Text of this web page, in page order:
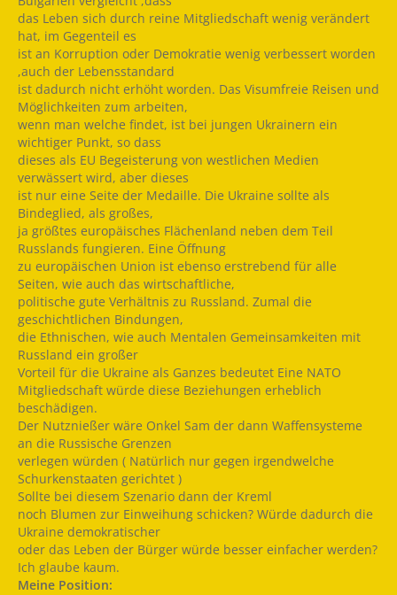
das Leben sich durch reine Mitgliedschaft wenig verändert
hat, im Gegenteil es
ist an Korruption oder Demokratie wenig verbessert worden
,auch der Lebensstandard
ist dadurch nicht erhöht worden. Das Visumfreie Reisen und
Möglichkeiten zum arbeiten,
wenn man welche findet, ist bei jungen Ukrainern ein
wichtiger Punkt, so dass
dieses als EU Begeisterung von westlichen Medien
verwässert wird, aber dieses
ist nur eine Seite der Medaille. Die Ukraine sollte als
Bindeglied, als großes,
ja größtes europäisches Flächenland neben dem Teil
Russlands fungieren. Eine Öffnung
zu europäischen Union ist ebenso erstrebend für alle
Seiten, wie auch das wirtschaftliche,
politische gute Verhältnis zu Russland. Zumal die
geschichtlichen Bindungen,
die Ethnischen, wie auch Mentalen Gemeinsamkeiten mit
Russland ein großer
Vorteil für die Ukraine als Ganzes bedeutet Eine NATO
Mitgliedschaft würde diese Beziehungen erheblich
beschädigen.
Der Nutznießer wäre Onkel Sam der dann Waffensysteme
an die Russische Grenzen
verlegen würden ( Natürlich nur gegen irgendwelche
Schurkenstaaten gerichtet )
Sollte bei diesem Szenario dann der Kreml
noch Blumen zur Einweihung schicken? Würde dadurch die
Ukraine demokratischer
oder das Leben der Bürger würde besser einfacher werden?
Ich glaube kaum.
Meine Position: